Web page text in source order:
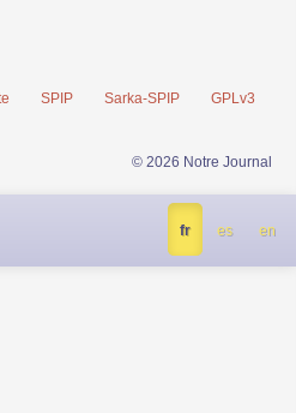
SPIP Sarka-SPIP GPLv3
© 2026 Notre Journal
fr es en